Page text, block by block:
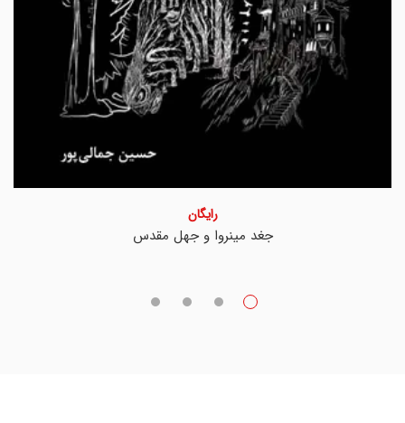
جغد مینروا و جهل مقدس
رایگان